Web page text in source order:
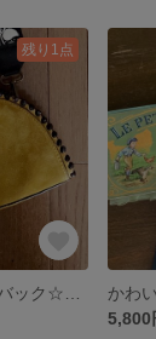
残り1点
5,800